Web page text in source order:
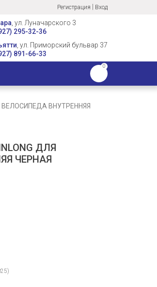
Регистрация Вход
, ул. Луначарского 3
295-32-36
, ул. Приморский бульвар 37
891-66-33
0
ВЕЛОСИПЕДА ВНУТРЕННЯЯ
ДЛЯ
ЧЕРНАЯ